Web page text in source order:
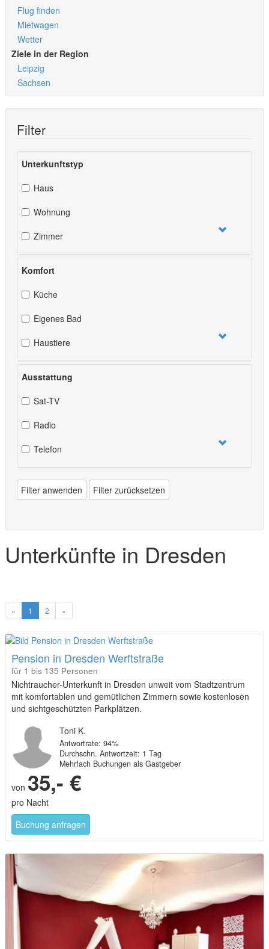
Flug finden
Mietwagen
Wetter
Ziele in der Region
Leipzig
Sachsen
Filter
Unterkunftstyp
Haus
Wohnung
Zimmer
Komfort
Küche
Eigenes Bad
Haustiere
Ausstattung
Sat-TV
Radio
Telefon
Filter anwenden Filter zurücksetzen
Unterkünfte in Dresden
« 1 2 »
Pension in Dresden Werftstraße
für 1 bis 135 Personen
Nichtraucher-Unterkunft in Dresden unweit vom Stadtzentrum
mit komfortablen und gemütlichen Zimmern sowie kostenlosen
und sichtgeschützten Parkplätzen.
Toni K.
Antwortrate: 94%
Durchschn. Antwortzeit: 1 Tag
Mehrfach Buchungen als Gastgeber
von 35,- €
pro Nacht
Buchung anfragen